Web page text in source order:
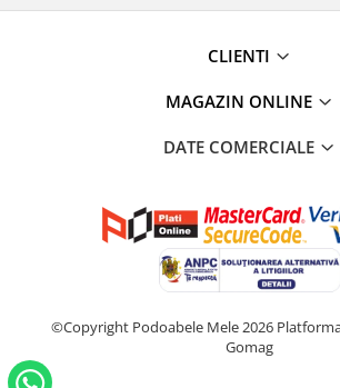
CLIENTI
MAGAZIN ONLINE
DATE COMERCIALE
©Copyright Podoabele Mele 2026
Gomag